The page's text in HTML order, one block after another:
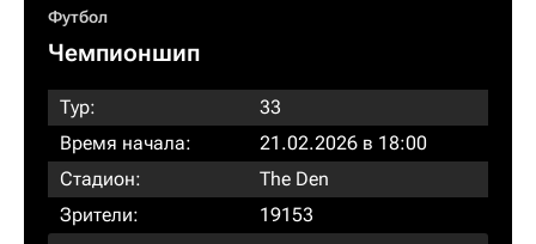
Футбол
Чемпионшип
Тур:
33
Время начала:
21.02.2026 в 18:00
Стадион:
The Den
Зрители:
19153